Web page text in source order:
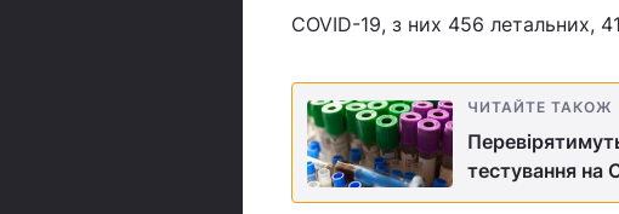
COVID-19, з них 456 летальних,
ЧИТАЙТЕ ТАКОЖ
тестування на